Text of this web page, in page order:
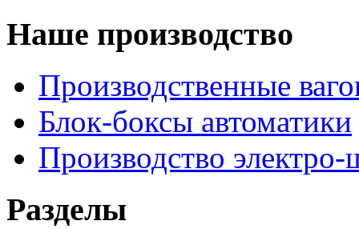
Наше производство
Производственные
Блок-боксы автоматики
Производство
Разделы